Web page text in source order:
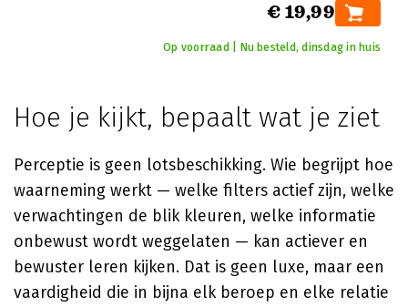
€ 19,99
Op voorraad | Nu besteld, dinsdag in huis
Hoe je kijkt, bepaalt wat je ziet
Perceptie is geen lotsbeschikking. Wie begrijpt hoe
waarneming werkt — welke filters actief zijn, welke
verwachtingen de blik kleuren, welke informatie
onbewust wordt weggelaten — kan actiever en
bewuster leren kijken. Dat is geen luxe, maar een
vaardigheid die in bijna elk beroep en elke relatie